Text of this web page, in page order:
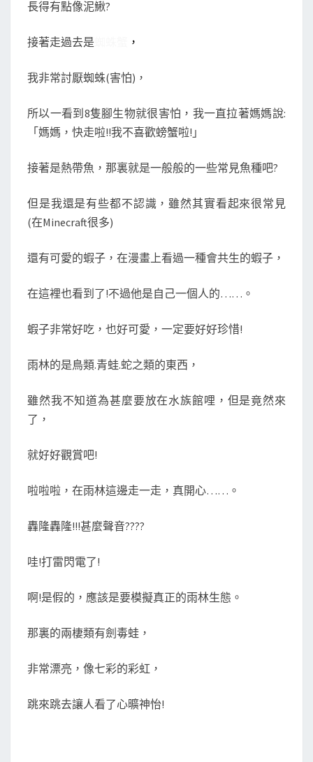
長得有點像泥鰍?
接著走過去是 ，
我非常討厭蜘蛛(害怕)，
所以一看到8隻腳生物就很害怕，我一直拉著媽媽說:
「媽媽，快走啦!!我不喜歡螃蟹啦!」
接著是熱帶魚，那裏就是一般般的一些常見魚種吧?
但是我還是有些都不認識，雖然其實看起來很常見
(在Minecraft很多)
還有可愛的蝦子，在漫畫上看過一種會共生的蝦子，
在這裡也看到了!不過他是自己一個人的……。
蝦子非常好吃，也好可愛，一定要好好珍惜!
雨林的是鳥類.青蛙.蛇之類的東西，
雖然我不知道為甚麼要放在水族館哩，但是竟然來
了，
就好好觀賞吧!
啦啦啦，在雨林這邊走一走，真開心……。
轟隆轟隆!!!甚麼聲音????
哇!打雷閃電了!
啊!是假的，應該是要模擬真正的雨林生態。
那裏的兩棲類有劍毒蛙，
非常漂亮，像七彩的彩虹，
跳來跳去讓人看了心曠神怡!